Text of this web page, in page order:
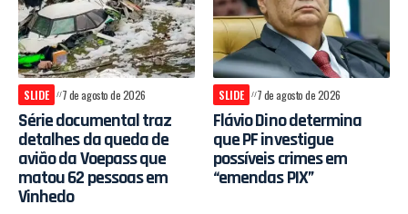
SLIDE 7 de agosto de 2026
Série documental traz
detalhes da queda de
avião da Voepass que
matou 62 pessoas em
Vinhedo
SLIDE 7 de agosto de 2026
Flávio Dino determina
que PF investigue
possíveis crimes em
“emendas PIX”